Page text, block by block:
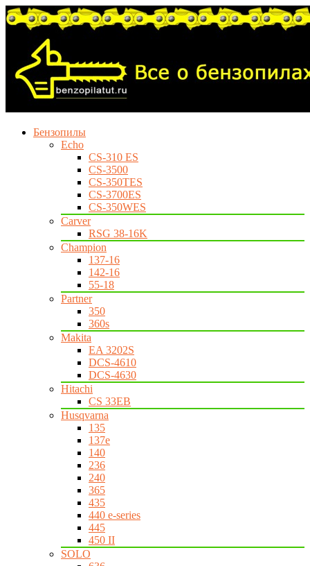
Бензопилы
Echo
CS-310 ES
CS-3500
CS-350TES
CS-3700ES
CS-350WES
Carver
RSG 38-16K
Champion
137-16
142-16
55-18
Partner
350
360s
Makita
EA 3202S
DCS-4610
DCS-4630
Hitachi
CS 33EB
Husqvarna
135
137e
140
236
240
365
435
440 e-series
445
450 II
SOLO